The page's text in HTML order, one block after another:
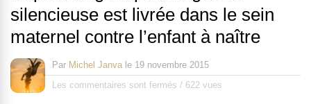
silencieuse est livrée dans le sein
maternel contre l’enfant à naître
Par Michel Janva le 19 novembre 2015
Les commentaires sont fermés / 622 vues